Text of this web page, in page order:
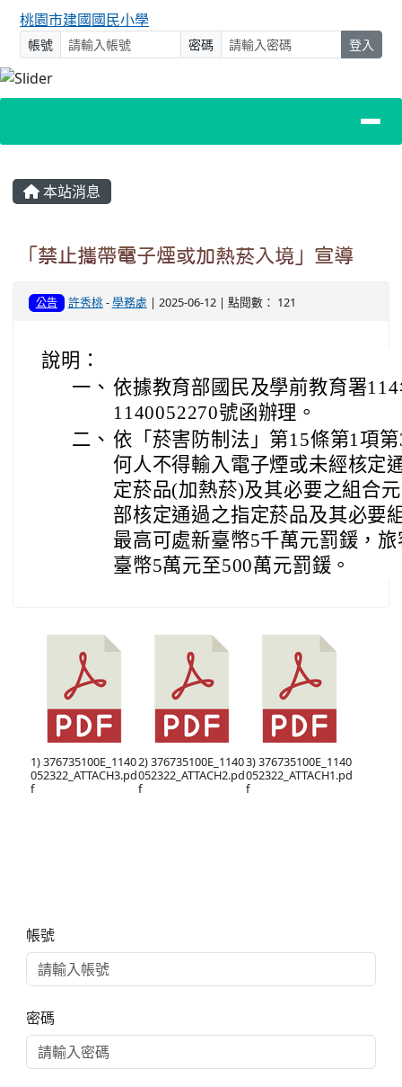
桃園市建國國民小學
帳號 密碼 登入
主內容區域
本站消息
「禁止攜帶電子煙或加熱菸入境」宣導
公告 許秀桃-學務處 | 2025-06-12 | 點閱數： 121
說明：
一、 依據教育部國民及學前教育署
1140052270號函辦理。
二、 依「菸害防制法」第15條第1項
何人不得輸入電子煙或未經核定
定菸品(加熱菸)及其必要之組合
部核定通過之指定菸品及其必要
最高可處新臺幣5千萬元罰鍰，
臺幣5萬元至500萬元罰鍰。
1) 376735100E_1140
052322_ATTACH3.pd
f
2) 376735100E_1140
052322_ATTACH2.pd
f
3) 376735100E_1140
052322_ATTACH1.pd
f
帳號
密碼